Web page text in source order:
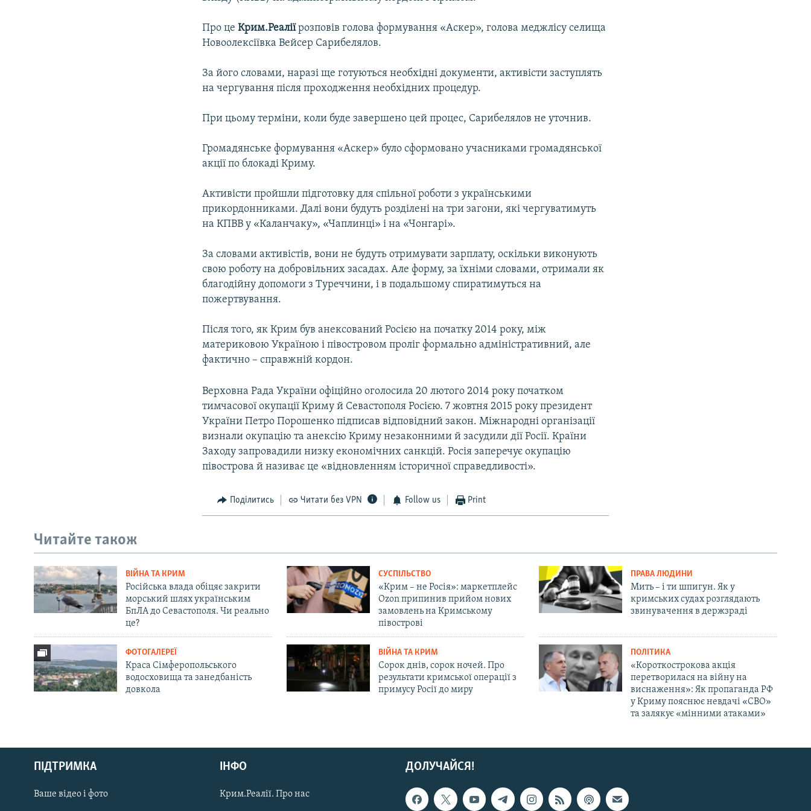
Русский
Qırımtatar
ДОЛУЧАЙСЯ!
Про цеКрим.Реаліїрозповів голова формування «Аскер», голова меджлісу селища
Новоолексіївка Вейсер Сарибелялов.
За його словами, наразі ще готуються необхідні документи, активісти заступлять
на чергування після проходження необхідних процедур.
При цьому терміни, коли буде завершено цей процес, Сарибелялов не уточнив.
Громадянське формування «Аскер» було сформовано учасниками громадянської
акції по блокаді Криму.
Активісти пройшли підготовку для спільної роботи з українськими
прикордонниками. Далі вони будуть розділені на три загони, які чергуватимуть
на КПВВ у «Каланчаку», «Чаплинці» і на «Чонгарі».
За словами активістів, вони не будуть отримувати зарплату, оскільки виконують
свою роботу на добровільних засадах. Але форму, за їхніми словами, отримали як
благодійну допомоги з Туреччини, і в подальшому спиратимуться на
пожертвування.
Після того, як Крим був анексований Росією на початку 2014 року, між
материковою Україною і півостровом проліг формально адміністративний, але
фактично – справжній кордон.
Верховна Рада України офіційно оголосила 20 лютого 2014 року початком
тимчасової окупації Криму й Севастополя Росією. 7 жовтня 2015 року президент
України Петро Порошенко підписав відповідний закон. Міжнародні організації
визнали окупацію та анексію Криму незаконними й засудили дії Росії. Країни
Заходу запровадили низку економічних санкцій. Росія заперечує окупацію
півострова й називає це «відновленням історичної справедливості».
Поділитись Читати без VPN Follow us Print
Читайте також
ВІЙНА ТА КРИМ
Російська влада обіцяє закрити
морський шлях українським
БпЛА до Севастополя. Чи реально
це?
СУСПІЛЬСТВО
«Крим – не Росія»: маркетплейс
Ozon припинив прийом нових
замовлень на Кримському
півострові
ПРАВА ЛЮДИНИ
Мить – і ти шпигун. Як у
кримських судах розглядають
звинувачення в держзраді
ФОТОГАЛЕРЕЇ
Краса Сімферопольського
водосховища та занедбаність
довкола
ВІЙНА ТА КРИМ
Сорок днів, сорок ночей. Про
результати кримської операції з
примусу Росії до миру
ПОЛІТИКА
«Короткострокова акція
перетворилася на війну на
виснаження»: Як пропаганда РФ
у Криму пояснює невдачі «СВО»
та залякує «мінними атаками»
ДОЛУЧАЙСЯ!
ПІДТРИМКА
Ваше відео і фото
ІНФО
Крим.Реалії. Про нас